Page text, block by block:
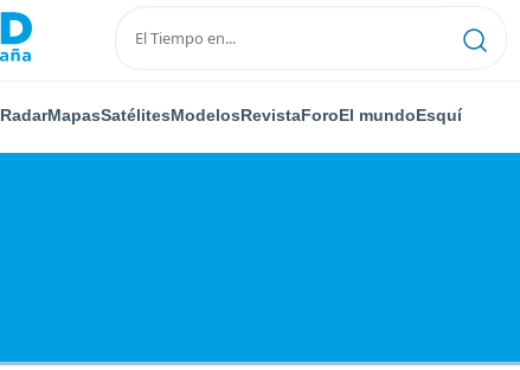
RadarMapasSatélitesModelosRevistaForoEl mundoEsquí